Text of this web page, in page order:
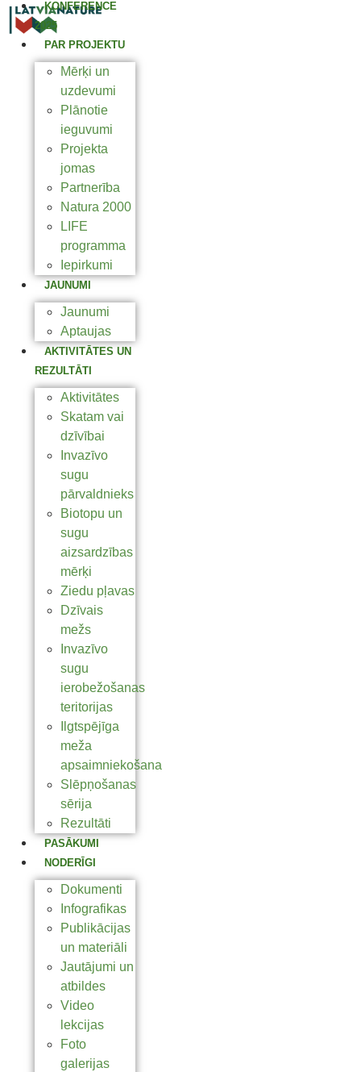
KONFERENCE
2025
PAR PROJEKTU
Mērķi un
uzdevumi
Plānotie
ieguvumi
Projekta
jomas
Partnerība
Natura 2000
LIFE
programma
Iepirkumi
JAUNUMI
Jaunumi
Aptaujas
AKTIVITĀTES UN
REZULTĀTI
Aktivitātes
Skatam vai
dzīvībai
Invazīvo
sugu
pārvaldnieks
Biotopu un
sugu
aizsardzības
mērķi
Ziedu pļavas
Dzīvais
mežs
Invazīvo
sugu
ierobežošanas
teritorijas
Ilgtspējīga
meža
apsaimniekošana
Slēpņošanas
sērija
Rezultāti
PASĀKUMI
NODERĪGI
Dokumenti
Infografikas
Publikācijas
un materiāli
Jautājumi un
atbildes
Video
lekcijas
Foto
galerijas